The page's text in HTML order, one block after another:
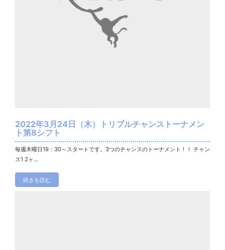
2022年3月24日（木）トリプルチャンストーナメン
ト第8シフト
毎週木曜日19：30～スタートです。3つのチャンスのトーナメント！！ チャン
ス1 2ヶ...
続きを読む